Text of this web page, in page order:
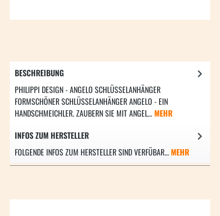
BESCHREIBUNG
PHILIPPI DESIGN - ANGELO SCHLÜSSELANHÄNGER
FORMSCHÖNER SCHLÜSSELANHÄNGER ANGELO - EIN
HANDSCHMEICHLER. ZAUBERN SIE MIT ANGEL… MEHR
INFOS ZUM HERSTELLER
FOLGENDE INFOS ZUM HERSTELLER SIND VERFÜBAR... MEHR